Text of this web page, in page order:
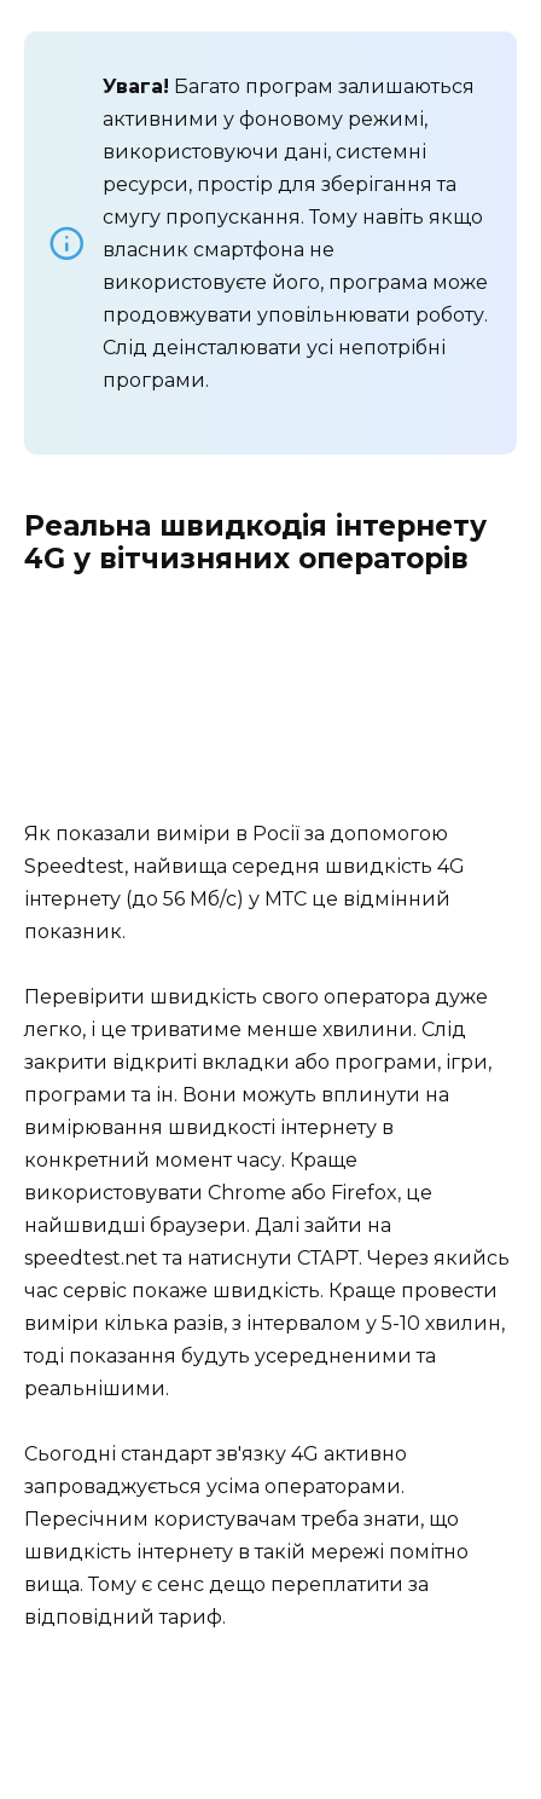
Увага! Багато програм залишаються
активними у фоновому режимі,
використовуючи дані, системні
ресурси, простір для зберігання та
смугу пропускання. Тому навіть якщо
власник смартфона не
використовуєте його, програма може
продовжувати уповільнювати роботу.
Слід деінсталювати усі непотрібні
програми.
Реальна швидкодія інтернету
4G у вітчизняних операторів
Як показали виміри в Росії за допомогою
Speedtest, найвища середня швидкість 4G
інтернету (до 56 Мб/с) у МТС це відмінний
показник.
Перевірити швидкість свого оператора дуже
легко, і це триватиме менше хвилини. Слід
закрити відкриті вкладки або програми, ігри,
програми та ін. Вони можуть вплинути на
вимірювання швидкості інтернету в
конкретний момент часу. Краще
використовувати Chrome або Firefox, це
найшвидші браузери. Далі зайти на
speedtest.net та натиснути СТАРТ. Через якийсь
час сервіс покаже швидкість. Краще провести
виміри кілька разів, з інтервалом у 5-10 хвилин,
тоді показання будуть усередненими та
реальнішими.
Сьогодні стандарт зв'язку 4G активно
запроваджується усіма операторами.
Пересічним користувачам треба знати, що
швидкість інтернету в такій мережі помітно
вища. Тому є сенс дещо переплатити за
відповідний тариф.